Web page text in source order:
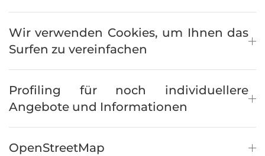
Wir verwenden Cookies, um Ihnen das
Surfen zu vereinfachen
Profiling für noch individuellere
Angebote und Informationen
OpenStreetMap